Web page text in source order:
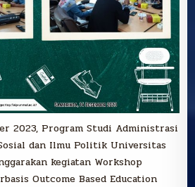
2023, Program Studi Administrasi
dan Ilmu Politik Universitas
kegiatan Workshop
Outcome Based Education